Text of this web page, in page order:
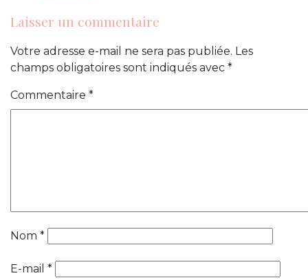
Laisser un commentaire
Votre adresse e-mail ne sera pas publiée. Les
champs obligatoires sont indiqués avec *
Commentaire *
Nom *
E-mail *